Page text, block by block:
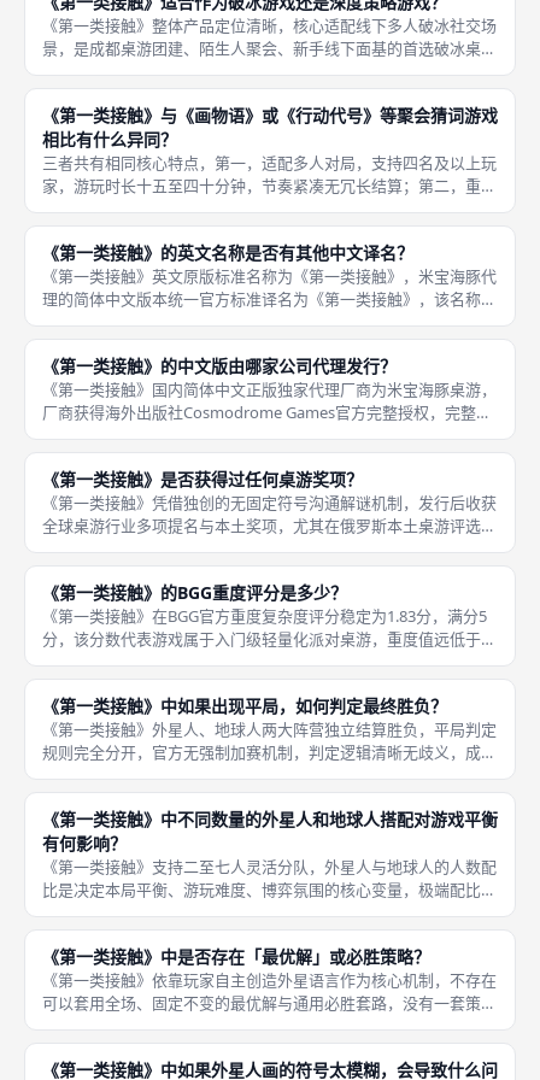
《第一类接触》整体产品定位清晰，核心适配线下多人破冰社交场
景，是成都桌游团建、陌生人聚会、新手线下面基的首选破冰桌
游，仅附带轻度推理博弈空间，不存在长线资源运营、多层连锁收
益、复杂数值规划等深度策略机制，不适合作为整场聚会核心长线
深度策略桌
《第一类接触》与《画物语》或《行动代号》等聚会猜词游戏
相比有什么异同？
三者共有相同核心特点，第一，适配多人对局，支持四名及以上玩
家，游玩时长十五至四十分钟，节奏紧凑无冗长结算；第二，重度
评分偏低，规则简单易懂，零基础新手五分钟快速上手；第三，核
心依靠线索传递、文字图像联想推理推进对局，主打轻松欢乐氛
围，无高强
《第一类接触》的英文名称是否有其他中文译名？
《第一类接触》英文原版标准名称为《第一类接触》，米宝海豚代
理的简体中文版本统一官方标准译名为《第一类接触》，该名称印
刷于盒装封面、规则手册、商品详情页，全渠道统一规范，无第二
套官方定名，所有标准成都桌游教学对局统一使用该名称，规避称
呼混淆带
《第一类接触》的中文版由哪家公司代理发行？
《第一类接触》国内简体中文正版独家代理厂商为米宝海豚桌游，
厂商获得海外出版社Cosmodrome Games官方完整授权，完整引
进游戏全套配件、原版规则、美术插画，完成本土化文字翻译与规
则勘误，是国内唯一合规中文正版货源，成都桌游线下门店流
《第一类接触》是否获得过任何桌游奖项？
《第一类接触》凭借独创的无固定符号沟通解谜机制，发行后收获
全球桌游行业多项提名与本土奖项，尤其在俄罗斯本土桌游评选中
表现亮眼，是发行厂商Cosmodrome Games的标杆获奖作品，独
特的创意玩法得到海外桌游设计师、测评媒体与玩家群体的双
《第一类接触》的BGG重度评分是多少？
《第一类接触》在BGG官方重度复杂度评分稳定为1.83分，满分5
分，该分数代表游戏属于入门级轻量化派对桌游，重度值远低于中
度、重度策略桌游，规则逻辑直白、无多层连锁结算、无资源流转
运营、无复杂数值计算，零基础桌游玩家也能快速掌握完整玩法，
是
《第一类接触》中如果出现平局，如何判定最终胜负？
《第一类接触》外星人、地球人两大阵营独立结算胜负，平局判定
规则完全分开，官方无强制加赛机制，判定逻辑清晰无歧义，成都
桌游线下结算全程统一执行标准，避免对局收尾阶段出现规则争
执，保障休闲欢乐的游玩氛围。外星人阵营平局判定场景分为两
类，第一类是
《第一类接触》中不同数量的外星人和地球人搭配对游戏平衡
有何影响？
《第一类接触》支持二至七人灵活分队，外星人与地球人的人数配
比是决定本局平衡、游玩难度、博弈氛围的核心变量，极端配比会
出现阵营强度失衡、对局节奏拖沓等问题，成都桌游线下教学会根
据到场总人数推荐均衡分队方案，规避极端配比带来的体验下滑。
二人局一
《第一类接触》中是否存在「最优解」或必胜策略？
《第一类接触》依靠玩家自主创造外星语言作为核心机制，不存在
可以套用全场、固定不变的最优解与通用必胜套路，没有一套策略
能适配所有对局人数、所有玩家风格，每一局的表达、推理博弈都
需要玩家临场灵活调整，这也是本作重玩性远超普通猜词桌游的核
心优势，
《第一类接触》中如果外星人画的符号太模糊，会导致什么问